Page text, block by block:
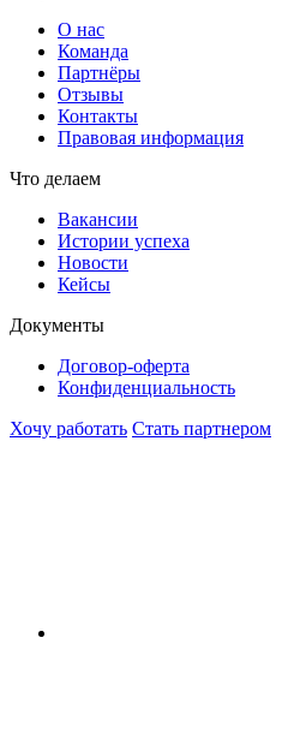
О нас
Команда
Партнёры
Отзывы
Контакты
Правовая информация
Что делаем
Вакансии
Истории успеха
Новости
Кейсы
Документы
Договор-оферта
Конфиденциальность
Хочу работать Стать партнером